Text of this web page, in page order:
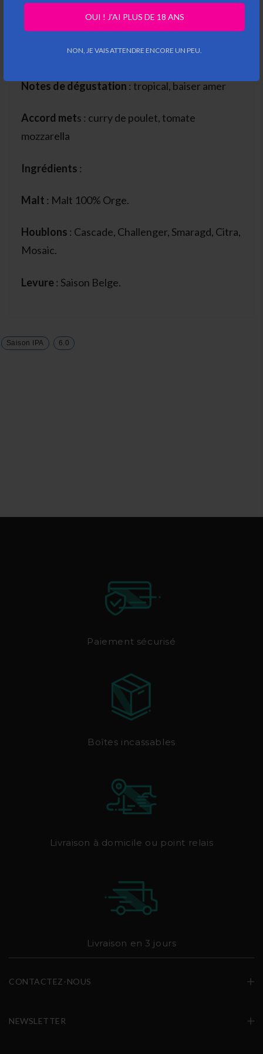
OUI ! J'AI PLUS DE 18 ANS
NON, JE VAIS ATTENDRE ENCORE UN PEU.
juste ce qu’il faut de caractère pour rester
savoureuse et fun, sans en faire trop.
Notes de dégustation : tropical, baiser amer
Accord mets : curry de poulet, tomate
mozzarella
Ingrédients :
Malt : Malt 100% Orge.
Houblons : Cascade, Challenger, Smaragd, Citra,
Mosaic.
Levure: Saison Belge.
Saison IPA 6.0
Paiement sécurisé
Boîtes incassables
Livraison à domicile ou point relais
Livraison en 3 jours
CONTACTEZ-NOUS
NEWSLETTER